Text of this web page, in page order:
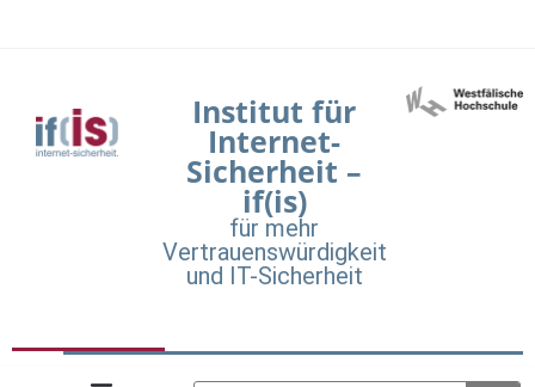
Institut für
Internet-
Sicherheit –
if(is)
für mehr
Vertrauenswürdigkeit
und IT-Sicherheit